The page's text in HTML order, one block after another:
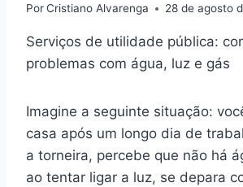
PorCristiano Alvarenga 28 de agosto
Serviços de utilidade pública:
problemas com água, luz e gás
Imagine a seguinte situação:
casa após um longo dia de
a torneira, percebe que não há
ao tentar ligar a luz, se depara